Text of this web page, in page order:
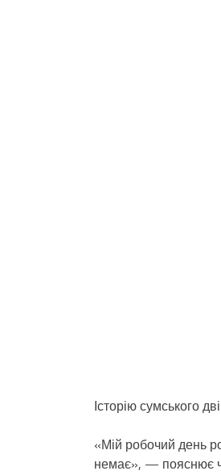
Історію сумського
«Мій робочий день
немає», — пояснює